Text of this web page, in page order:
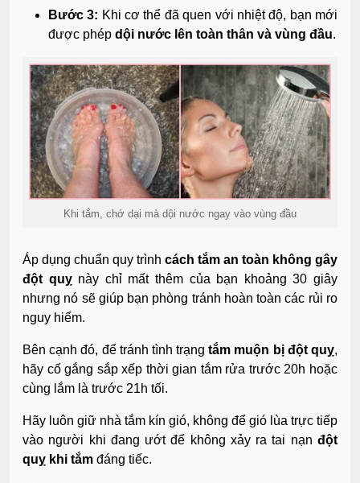
Bước 3: Khi cơ thể đã quen với nhiệt độ, bạn mới
được phép dội nước lên toàn thân và vùng đầu.
Khi tắm, chớ dại mà dội nước ngay vào vùng đầu
Áp dụng chuẩn quy trình cách tắm an toàn không gây
đột quỵnày chỉ mất thêm của bạn khoảng 30 giây
nhưng nó sẽ giúp bạn phòng tránh hoàn toàn các rủi ro
nguy hiểm.
Bên cạnh đó, để tránh tình trạngtắm muộn bị đột quỵ,
hãy cố gắng sắp xếp thời gian tắm rửa trước 20h hoặc
cùng lắm là trước 21h tối.
Hãy luôn giữ nhà tắm kín gió, không để gió lùa trực tiếp
vào người khi đang ướt để không xảy ra tai nạn đột
quỵ khi tắm đáng tiếc.